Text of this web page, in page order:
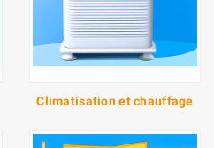
Climatisation et chauffage